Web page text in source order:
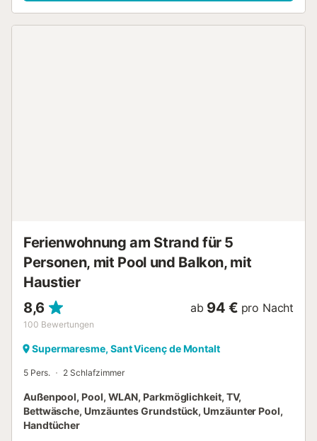
Familien. HUTB01189719 // Reg. Nr.:
Ferienwohnung am Strand für 5
Personen, mit Pool und Balkon, mit
Haustier
8,6
100 Bewertungen
ab 94 € pro Nacht
Supermaresme, Sant Vicenç de Montalt
5 Pers. 2 Schlafzimmer
Außenpool, Pool, WLAN, Parkmöglichkeit, TV,
Bettwäsche, Umzäuntes Grundstück, Umzäunter Pool,
Handtücher